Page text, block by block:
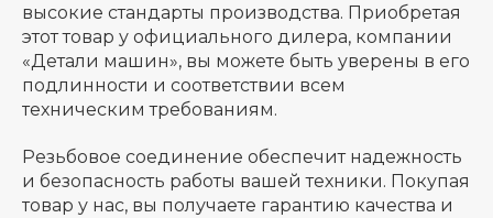
высокие стандарты производства. Приобретая
этот товар у официального дилера, компании
«Детали машин», вы можете быть уверены в его
подлинности и соответствии всем
техническим требованиям.
Резьбовое соединение обеспечит надежность
и безопасность работы вашей техники. Покупая
товар у нас, вы получаете гарантию качества и